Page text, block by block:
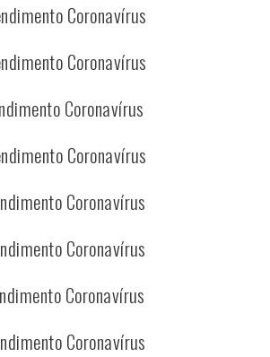
Coronavírus
Coronavírus
Coronavírus
Coronavírus
Coronavírus
Coronavírus
Coronavírus
Coronavírus